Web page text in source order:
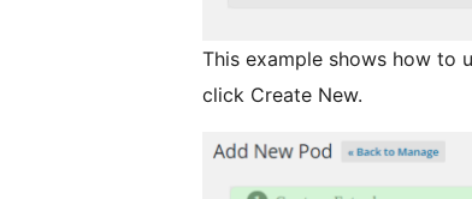
This example shows how to
click Create New.